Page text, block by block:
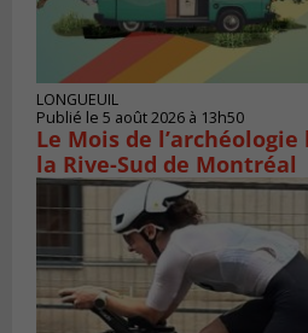
LONGUEUIL
Publié le 5 août 2026 à 13h50
Le Mois de
la Rive-Sud de Montréal